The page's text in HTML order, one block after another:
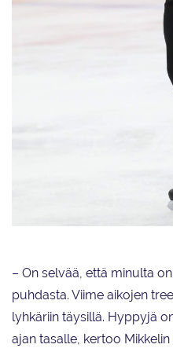
– On selvää, että minulta
puhdasta. Viime aikojen
lyhkäriin täysillä. Hyppyjä
ajan tasalle, kertoo